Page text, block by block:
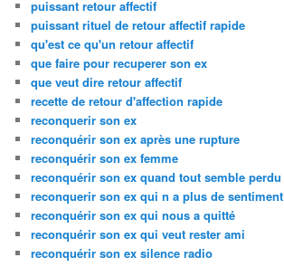
puissant retour affectif
puissant rituel de retour affectif rapide
qu'est ce qu'un retour affectif
que faire pour recuperer son ex
que veut dire retour affectif
recette de retour d'affection rapide
reconquerir son ex
reconquérir son ex après une rupture
reconquérir son ex femme
reconquérir son ex quand tout semble perdu
reconquerir son ex qui n a plus de sentiment
reconquérir son ex qui nous a quitté
reconquérir son ex qui veut rester ami
reconquérir son ex silence radio